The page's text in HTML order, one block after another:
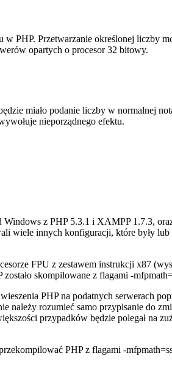
PHP. Przetwarzanie określonej liczby
opartych o procesor 32 bitowy.
miało podanie liczby w normalnej
nieporządnego efektu.
z PHP 5.3.1 i XAMPP 1.7.3,
innych konfiguracji, które były lub
FPU z zestawem instrukcji x87
skompilowane z flagami -
PHP na podatnych serwerach
należy rozumieć samo przypisanie do
przypadków będzie polegał na
PHP z flagami -